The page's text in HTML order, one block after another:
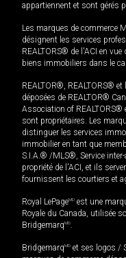
appartiennent et sont gérés
Les marques de commerce
désignent les services
REALTORS® de l'ACI en
biens immobiliers dans le
REALTOR®, REALTORS®
déposées de REALTOR®
Association of REALTORS®
sont propriétaires. Les
distinguer les services
immobilier en tant que
S.I.A.® /MLS®, Service
propriété de l'ACI, et ils
fournissent les courtiers et
Royal LePageMD est une
Royale du Canada, utilisée
BridgemarqMD.
BridgemarqMD et ses logos /